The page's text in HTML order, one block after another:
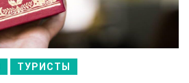
ТУРИСТЫ